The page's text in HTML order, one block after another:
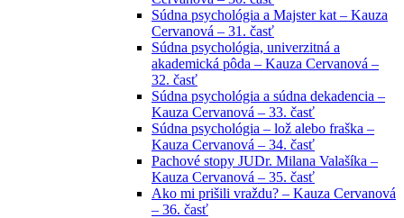
Súdna psychológia a Majster kat – Kauza
Cervanová – 31. časť
Súdna psychológia, univerzitná a
akademická pôda – Kauza Cervanová –
32. časť
Súdna psychológia a súdna dekadencia –
Kauza Cervanová – 33. časť
Súdna psychológia – lož alebo fraška –
Kauza Cervanová – 34. časť
Pachové stopy JUDr. Milana Valašíka –
Kauza Cervanová – 35. časť
Ako mi prišili vraždu? – Kauza Cervanová
– 36. časť